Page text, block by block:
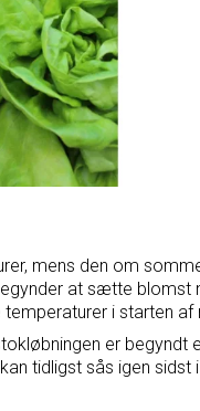
mens den om
at sætte blomst
i starten af
er begyndt
tidligst sås igen sidst